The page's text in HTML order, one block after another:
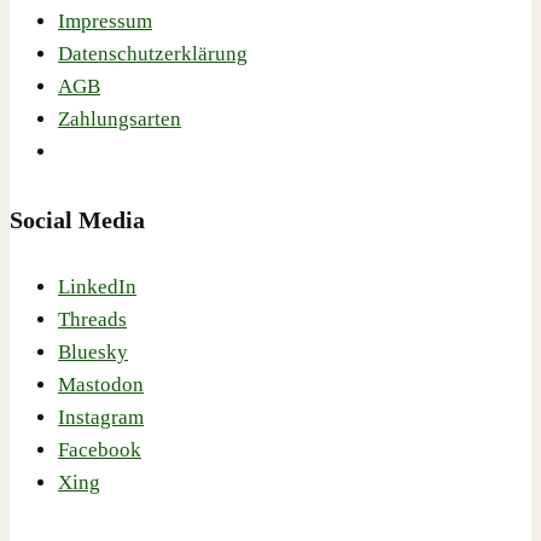
Impressum
Datenschutzerklärung
AGB
Zahlungsarten
Social Media
LinkedIn
Threads
Bluesky
Mastodon
Instagram
Facebook
Xing